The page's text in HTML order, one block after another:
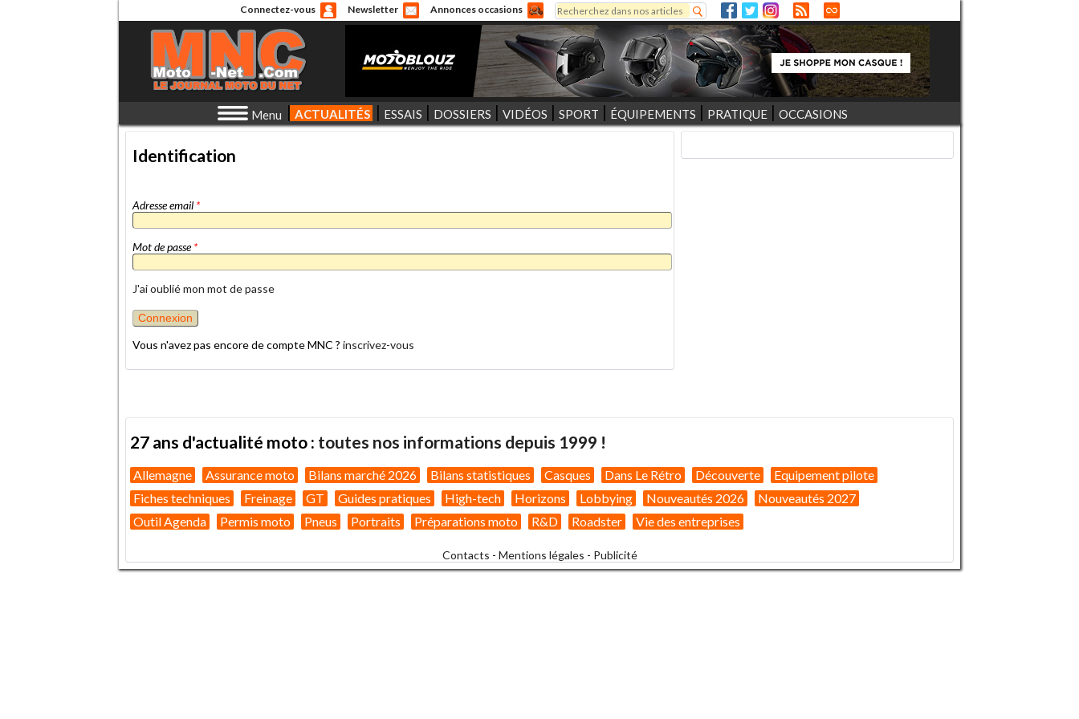
Connectez-vous Newsletter Annonces occasions
Formulaire de recherche
Rechercher
Menu ACTUALITÉS ESSAIS DOSSIERS VIDÉOS SPORT ÉQUIPEMENTS PRATIQUE OCCASIONS
Identification
Adresse email *
Mot de passe*
J'ai oublié mon mot de passe
Vous n'avez pas encore de compte MNC ? inscrivez-vous
27 ans d'actualité moto : toutes nos informations depuis 1999 !
Allemagne Assurance moto Bilans marché 2026 Bilans statistiques Casques Dans Le Rétro Découverte
Equipement pilote
Fiches techniques
Freinage GT Guides pratiques High-tech Horizons Lobbying Nouveautés 2026
Nouveautés 2027
Outil Agenda
Permis moto Pneus Portraits Préparations moto R&D Roadster Vie des entreprises
Contacts - Mentions légales - Publicité